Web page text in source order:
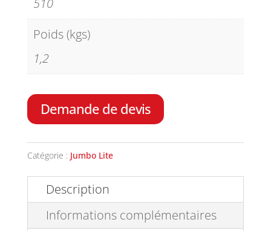
510
Poids (kgs)
1,2
Demande de devis
Catégorie : Jumbo Lite
Description
Informations complémentaires